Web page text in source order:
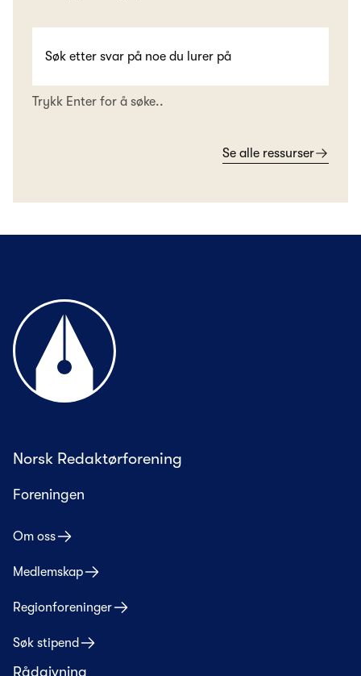
Trykk Enter for å søke..
Se alle ressurser
Til forsiden
Norsk Redaktørforening
Foreningen
Om oss
Medlemskap
Regionforeninger
Søk stipend
Rådgivning